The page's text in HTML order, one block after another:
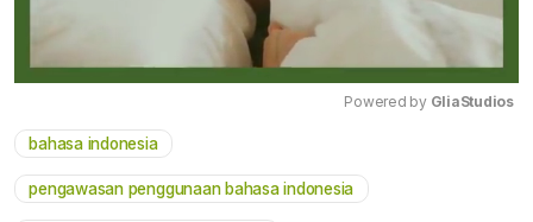
Powered by GliaStudios
bahasa indonesia
pengawasan penggunaan bahasa indonesia